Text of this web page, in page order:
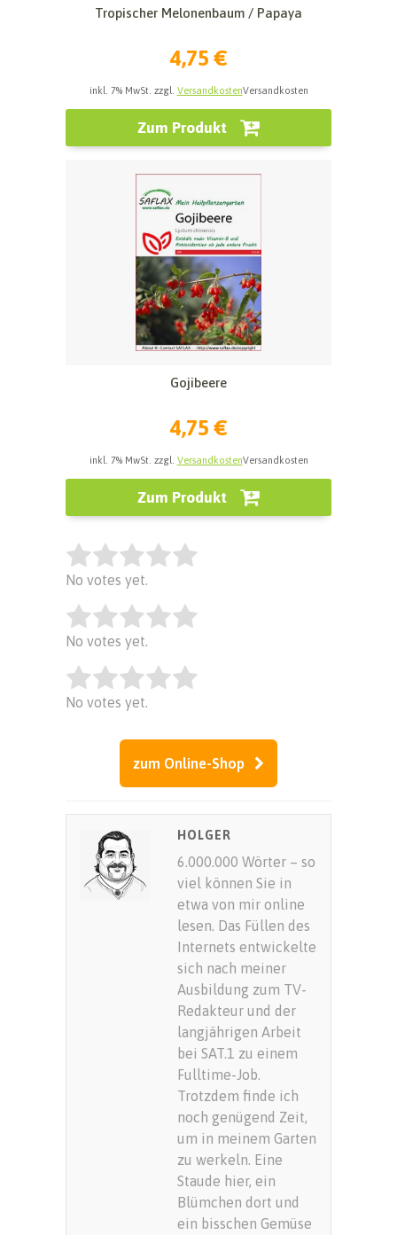
Tropischer Melonenbaum / Papaya
4,75 €
inkl. 7% MwSt. zzgl. VersandkostenVersandkosten
Zum Produkt
Gojibeere
4,75 €
inkl. 7% MwSt. zzgl. VersandkostenVersandkosten
Zum Produkt
Rate this item:
SUBMIT RATING
No votes yet.
Rate this item:
SUBMIT RATING
No votes yet.
Rate this item:
No votes yet.
zum Online-Shop
HOLGER
6.000.000 Wörter – so
viel können Sie in
etwa von mir online
lesen. Das Füllen des
Internets entwickelte
sich nach meiner
Ausbildung zum TV-
Redakteur und der
langjährigen Arbeit
bei SAT.1 zu einem
Fulltime-Job.
Trotzdem finde ich
noch genügend Zeit,
um in meinem Garten
zu werkeln. Eine
Staude hier, ein
Blümchen dort und
ein bisschen Gemüse